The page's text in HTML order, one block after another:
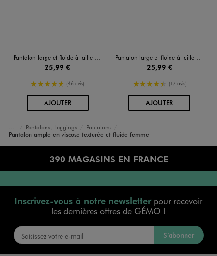
Pantalon large et fluide à taille élastiquée et liens à nouer femme
25,99 €
5/5 de moyenne
(46 avis)
AJOUTERAU PANIER
Pantalon large et fluide à taille élastiquée et liens à nouer femme
25,99 €
4.5/5 de moyenne
(17 avis)
AJOUTERAU PANIER
Accueil
Femme
Vêtements
Pantalons, Leggings
Pantalons
Pantalon ample en viscose texturée et fluide femme
390 MAGASINS EN FRANCE
Inscrivez-vous à notre newsletterpour recevoir
les dernières offres de GÉMO !
S’abonner